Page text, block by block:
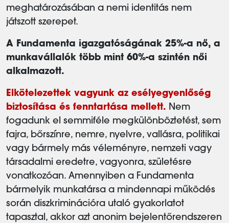
meghatározásában a nemi identitás nem
játszott szerepet.
A Fundamenta igazgatóságának 25%-a nő, a
munkavállalók több mint 60%-a szintén női
alkalmazott.
Elkötelezettek vagyunk az esélyegyenlőség
biztosítása és fenntartása mellett. Nem
fogadunk el semmiféle megkülönböztetést, sem
fajra, bőrszínre, nemre, nyelvre, vallásra, politikai
vagy bármely más véleményre, nemzeti vagy
társadalmi eredetre, vagyonra, születésre
vonatkozóan. Amennyiben a Fundamenta
bármelyik munkatársa a mindennapi működés
során diszkriminációra utaló gyakorlatot
tapasztal, akkor azt anonim bejelentőrendszeren